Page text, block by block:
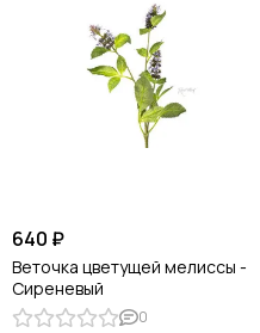
640 ₽
Веточка цветущей мелиссы -
Сиреневый
0